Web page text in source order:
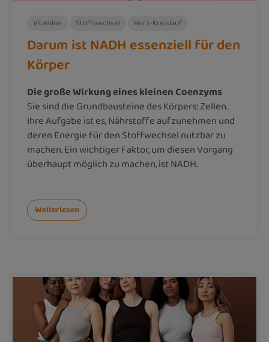
Vitamine Stoffwechsel Herz-Kreislauf
Darum ist NADH essenziell für den
Körper
Die große Wirkung eines kleinen Coenzyms
Sie sind die Grundbausteine des Körpers: Zellen.
Ihre Aufgabe ist es, Nährstoffe aufzunehmen und
deren Energie für den Stoffwechsel nutzbar zu
machen. Ein wichtiger Faktor, um diesen Vorgang
überhaupt möglich zu machen, ist NADH.
Weiterlesen